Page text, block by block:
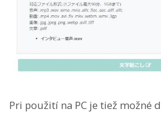
Pri použití na PC je tiež možné